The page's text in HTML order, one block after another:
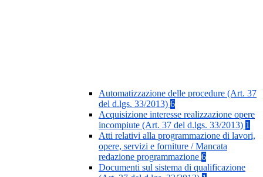
Automatizzazione delle procedure (Art. 37
del d.lgs. 33/2013) 6
Acquisizione interesse realizzazione opere
incompiute (Art. 37 del d.lgs. 33/2013) 1
Atti relativi alla programmazione di lavori,
opere, servizi e forniture / Mancata
redazione programmazione 6
Documenti sul sistema di qualificazione